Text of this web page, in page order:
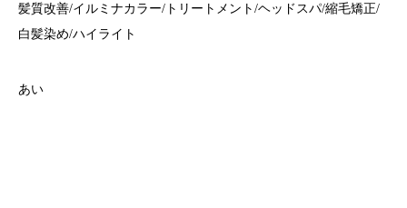
髪質改善/イルミナカラー/トリートメント/ヘッドスパ/縮毛矯正/
白髪染め/ハイライト
あい